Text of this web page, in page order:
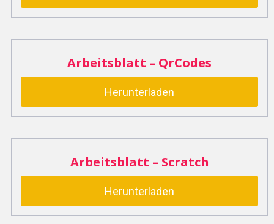
Arbeitsblatt – QrCodes
Herunterladen
Arbeitsblatt – Scratch
Herunterladen